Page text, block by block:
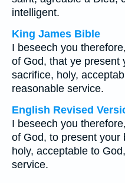
intelligent.
King James Bible
I beseech you
of God, that ye present
sacrifice, holy,
reasonable service.
English Revised
I beseech you
of God, to present your
holy, acceptable to
service.